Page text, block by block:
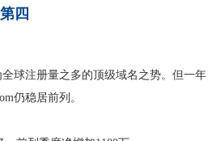
四
球注册量之多的顶级域名之势。但一年
仍稳居前列。